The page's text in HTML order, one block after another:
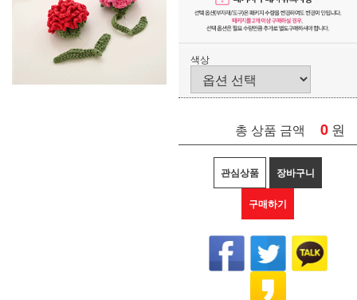
색상
총 상품 금액 0 원
관심상품 장바구니
구매하기